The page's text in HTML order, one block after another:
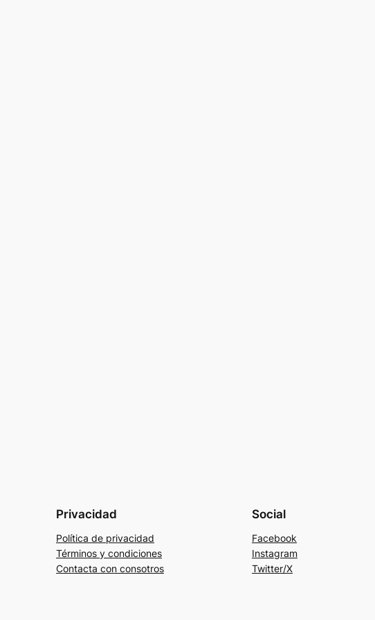
Privacidad
Política de privacidad
Términos y condiciones
Contacta con consotros
Social
Facebook
Instagram
Twitter/X